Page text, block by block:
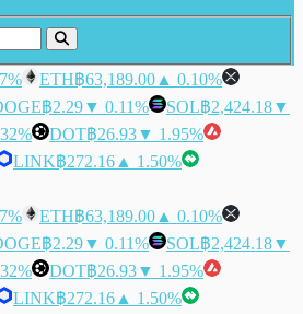
ETH฿63,189.00 ▲ 0.10%
฿2.29▼ 0.11% SOL฿2,424.18▼
DOT฿26.93▼ 1.95%
LINK฿272.16 ▲ 1.50%
ETH฿63,189.00 ▲ 0.10%
฿2.29▼ 0.11% SOL฿2,424.18▼
DOT฿26.93▼ 1.95%
LINK฿272.16 ▲ 1.50%